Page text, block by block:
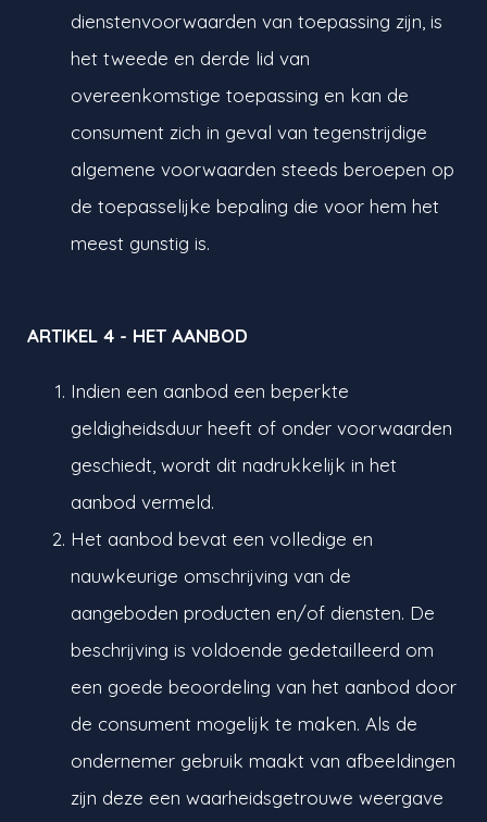
dienstenvoorwaarden van toepassing zijn, is
het tweede en derde lid van
overeenkomstige toepassing en kan de
consument zich in geval van tegenstrijdige
algemene voorwaarden steeds beroepen op
de toepasselijke bepaling die voor hem het
meest gunstig is.
ARTIKEL 4 - HET AANBOD
Indien een aanbod een beperkte
geldigheidsduur heeft of onder voorwaarden
geschiedt, wordt dit nadrukkelijk in het
aanbod vermeld.
Het aanbod bevat een volledige en
nauwkeurige omschrijving van de
aangeboden producten en/of diensten. De
beschrijving is voldoende gedetailleerd om
een goede beoordeling van het aanbod door
de consument mogelijk te maken. Als de
ondernemer gebruik maakt van afbeeldingen
zijn deze een waarheidsgetrouwe weergave